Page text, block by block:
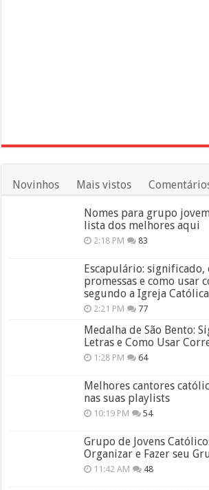
Novinhos Mais vistos
Nomes para grupo
lista dos melhores aqui
2:18 PM 83
Escapulário: significado,
promessas e como usar
segundo a Igreja Católica
2:21 PM 77
Medalha de São Bento:
Letras e Como Usar
1:28 PM 64
Melhores cantores
nas suas playlists
10:19 PM 54
Grupo de Jovens
Organizar e Fazer seu
11:42 AM 48